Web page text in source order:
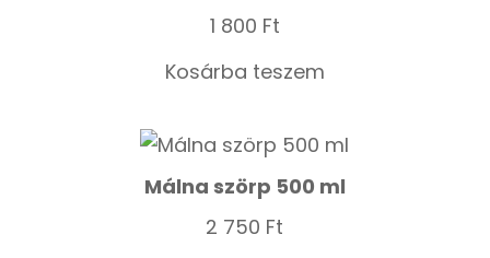
1 800 Ft
Kosárba teszem
Málna szörp 500 ml
2 750 Ft